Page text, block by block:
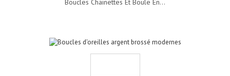
Boucles Chainettes Et Boule En...